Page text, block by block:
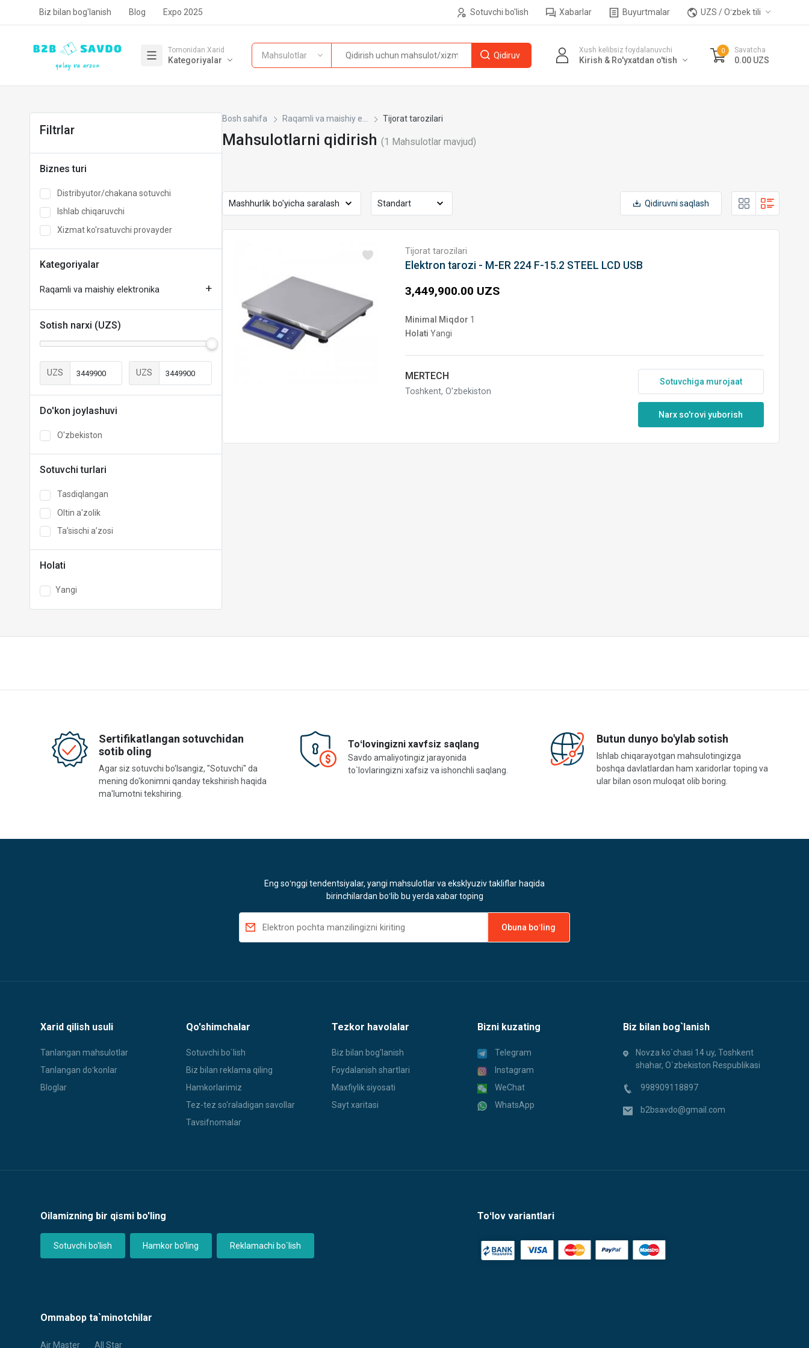
Sotuvchi bo'lish Xabarlar Buyurtmalar UZS / Oʻzbek tili
Biz bilan bog'lanish Blog Expo 2025
Tomonidan Xarid
Kategoriyalar
Xush kelibsiz foydalanuvchi
Kirish & Ro'yxatdan o'tish
0 Savatcha
0.00 UZS
Mahsulotlar
Filtrlar
Biznes turi
Distribyutor/chakana sotuvchi
Ishlab chiqaruvchi
Xizmat ko'rsatuvchi provayder
Kategoriyalar
Raqamli va maishiy elektronika
Sotish narxi (UZS)
UZS UZS
Do'kon joylashuvi
O'zbekiston
Sotuvchi turlari
Tasdiqlangan
Oltin a'zolik
Taʼsischi aʼzosi
Holati
Yangi
Bosh sahifa Raqamli va maishiy e... Tijorat tarozilari
Mahsulotlarni qidirish (1 Mahsulotlar mavjud)
Qidiruvni saqlash
Tijorat tarozilari
Elektron tarozi - M-ER 224 F-15.2 STEEL LCD USB
3,449,900.00 UZS
Minimal Miqdor 1
Holati Yangi
MERTECH
Toshkent, O'zbekiston
Sotuvchiga murojaat
Narx so'rovi yuborish
Sertifikatlangan sotuvchidan
sotib oling
Agar siz sotuvchi bo'lsangiz, "Sotuvchi" da
mening do'konimni qanday tekshirish haqida
ma'lumotni tekshiring.
Toʻlovingizni xavfsiz saqlang
Savdo amaliyotingiz jarayonida
to`lovlaringizni xafsiz va ishonchli saqlang.
Butun dunyo bo'ylab sotish
Ishlab chiqarayotgan mahsulotingizga
boshqa davlatlardan ham xaridorlar toping va
ular bilan oson muloqat olib boring.
Eng soʻnggi tendentsiyalar, yangi mahsulotlar va eksklyuziv takliflar haqida
birinchilardan boʻlib bu yerda xabar toping
Xarid qilish usuli
Tanlangan mahsulotlar
Tanlangan doʻkonlar
Bloglar
Qo'shimchalar
Sotuvchi bo`lish
Biz bilan reklama qiling
Hamkorlarimiz
Tez-tez so'raladigan savollar
Tavsifnomalar
Tezkor havolalar
Biz bilan bog'lanish
Foydalanish shartlari
Maxfiylik siyosati
Sayt xaritasi
Bizni kuzating
Telegram
Instagram
WeChat
WhatsApp
Biz bilan bog`lanish
Novza ko`chasi 14 uy, Toshkent
shahar, O`zbekiston Respublikasi
998909118897
b2bsavdo@gmail.com
Oilamizning bir qismi bo'ling
Sotuvchi bo'lish Hamkor bo'ling Reklamachi bo`lish
Toʻlov variantlari
Ommabop ta`minotchilar
Air Master All Star